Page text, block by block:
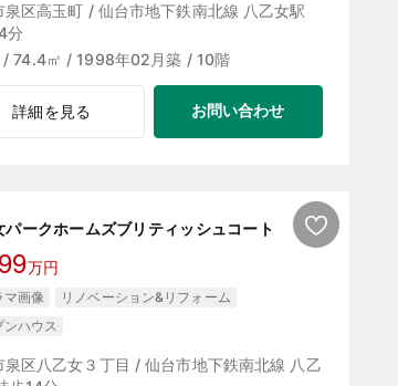
泉区高玉町 / 仙台市地下鉄南北線 八乙女駅
分
/ 74.4㎡ / 1998年02月築 / 10階
詳細を見る お問い合わせ
パークホームズブリティッシュコート
万円
マ画像
リノベーション&リフォーム
ンハウス
泉区八乙女３丁目 / 仙台市地下鉄南北線 八乙